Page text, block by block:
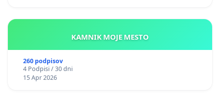
KAMNIK MOJE MESTO
260 podpisov
4 Podpisi / 30 dni
15 Apr 2026